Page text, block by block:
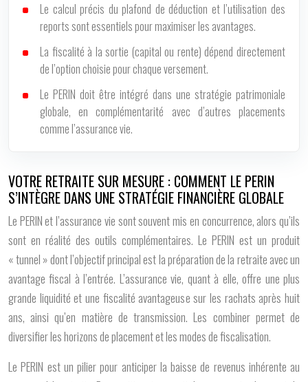
Le calcul précis du plafond de déduction et l’utilisation des
reports sont essentiels pour maximiser les avantages.
La fiscalité à la sortie (capital ou rente) dépend directement
de l’option choisie pour chaque versement.
Le PERIN doit être intégré dans une stratégie patrimoniale
globale, en complémentarité avec d’autres placements
comme l’assurance vie.
VOTRE RETRAITE SUR MESURE : COMMENT LE PERIN
S’INTÈGRE DANS UNE STRATÉGIE FINANCIÈRE GLOBALE
Le PERIN et l’assurance vie sont souvent mis en concurrence, alors qu’ils
sont en réalité des outils complémentaires. Le PERIN est un produit
« tunnel » dont l’objectif principal est la préparation de la retraite avec un
avantage fiscal à l’entrée. L’assurance vie, quant à elle, offre une plus
grande liquidité et une fiscalité avantageuse sur les rachats après huit
ans, ainsi qu’en matière de transmission. Les combiner permet de
diversifier les horizons de placement et les modes de fiscalisation.
Le PERIN est un pilier pour anticiper la baisse de revenus inhérente au